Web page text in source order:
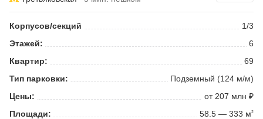
Корпусов/секций
1/3
Этажей:
6
Квартир:
69
Тип парковки:
Подземный (124 м/м)
Цены:
от 207 млн ₽
Площади:
58.5 — 333 м2